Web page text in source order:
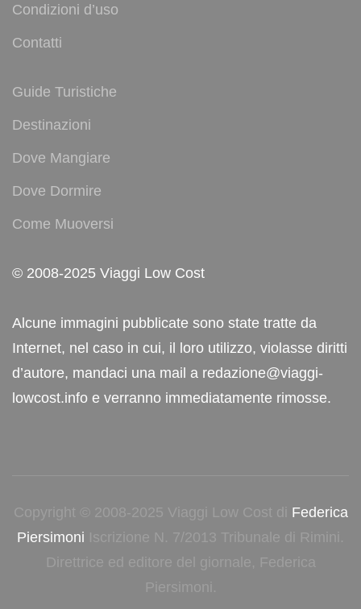
Condizioni d’uso
Contatti
Guide Turistiche
Destinazioni
Dove Mangiare
Dove Dormire
Come Muoversi
© 2008-2025 Viaggi Low Cost
Alcune immagini pubblicate sono state tratte da
Internet, nel caso in cui, il loro utilizzo, violasse diritti
d’autore, mandaci una mail a redazione@viaggi-
lowcost.info e verranno immediatamente rimosse.
Copyright © 2008-2025 Viaggi Low Cost di Federica
Piersimoni Iscrizione N. 7/2013 Tribunale di Rimini.
Direttrice ed editore del giornale, Federica
Piersimoni.